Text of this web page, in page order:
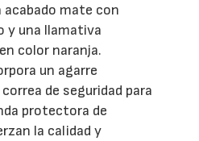
mate con
y una llamativa
color naranja.
un agarre
de seguridad para
protectora de
la calidad y